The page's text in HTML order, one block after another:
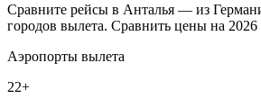
Сравните рейсы в Анталья — из
городов вылета. Сравнить цены на 2026
Аэропорты вылета
22+